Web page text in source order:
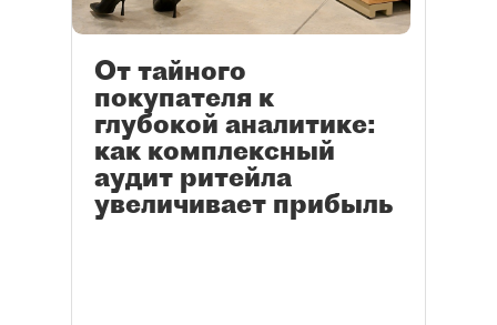
От тайного
покупателя к
глубокой аналитике:
как комплексный
аудит ритейла
увеличивает прибыль